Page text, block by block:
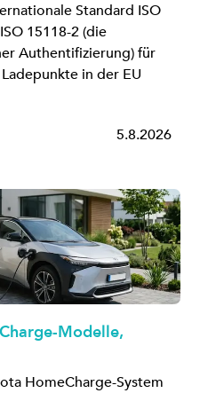
Standard ISO
15118-2 (die
Authentifizierung) für
in der EU
5.8.2026
Modelle,
HomeCharge-System